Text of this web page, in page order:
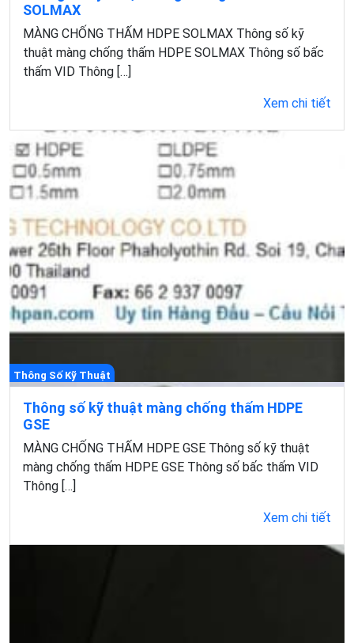
SOLMAX
MÀNG CHỐNG THẤM HDPE SOLMAX Thông số kỹ
thuật màng chống thấm HDPE SOLMAX Thông số bấc
thấm VID Thông […]
Xem chi tiết
Thông Số Kỹ Thuật
Thông số kỹ thuật màng chống thấm HDPE
GSE
MÀNG CHỐNG THẤM HDPE GSE Thông số kỹ thuật
màng chống thấm HDPE GSE Thông số bấc thấm VID
Thông […]
Xem chi tiết